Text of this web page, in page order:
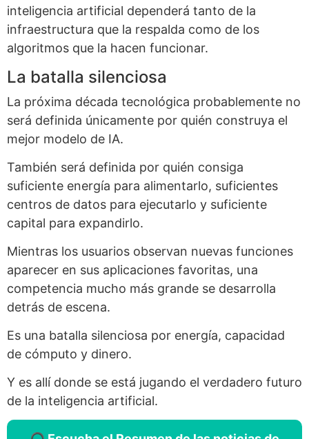
inteligencia artificial dependerá tanto de la
infraestructura que la respalda como de los
algoritmos que la hacen funcionar.
La batalla silenciosa
La próxima década tecnológica probablemente no
será definida únicamente por quién construya el
mejor modelo de IA.
También será definida por quién consiga
suficiente energía para alimentarlo, suficientes
centros de datos para ejecutarlo y suficiente
capital para expandirlo.
Mientras los usuarios observan nuevas funciones
aparecer en sus aplicaciones favoritas, una
competencia mucho más grande se desarrolla
detrás de escena.
Es una batalla silenciosa por energía, capacidad
de cómputo y dinero.
Y es allí donde se está jugando el verdadero futuro
de la inteligencia artificial.